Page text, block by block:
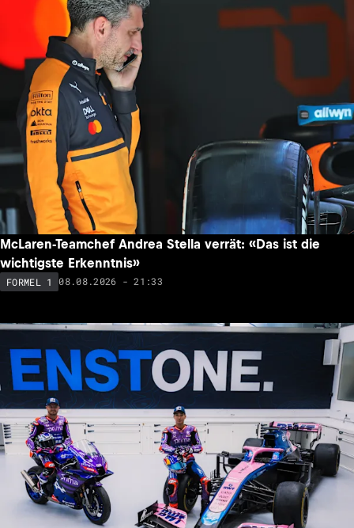
McLaren-Teamchef Andrea Stella verrät: «Das ist die
wichtigste Erkenntnis»
FORMEL 1 08.08.2026 - 21:33